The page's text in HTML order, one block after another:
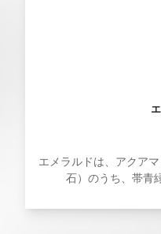
エメラルドは、アクア
石）のうち、帯青